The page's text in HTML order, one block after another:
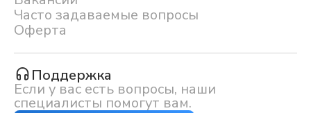
Часто задаваемые вопросы
Оферта
Поддержка
Если у вас есть вопросы, наши
специалисты помогут вам.